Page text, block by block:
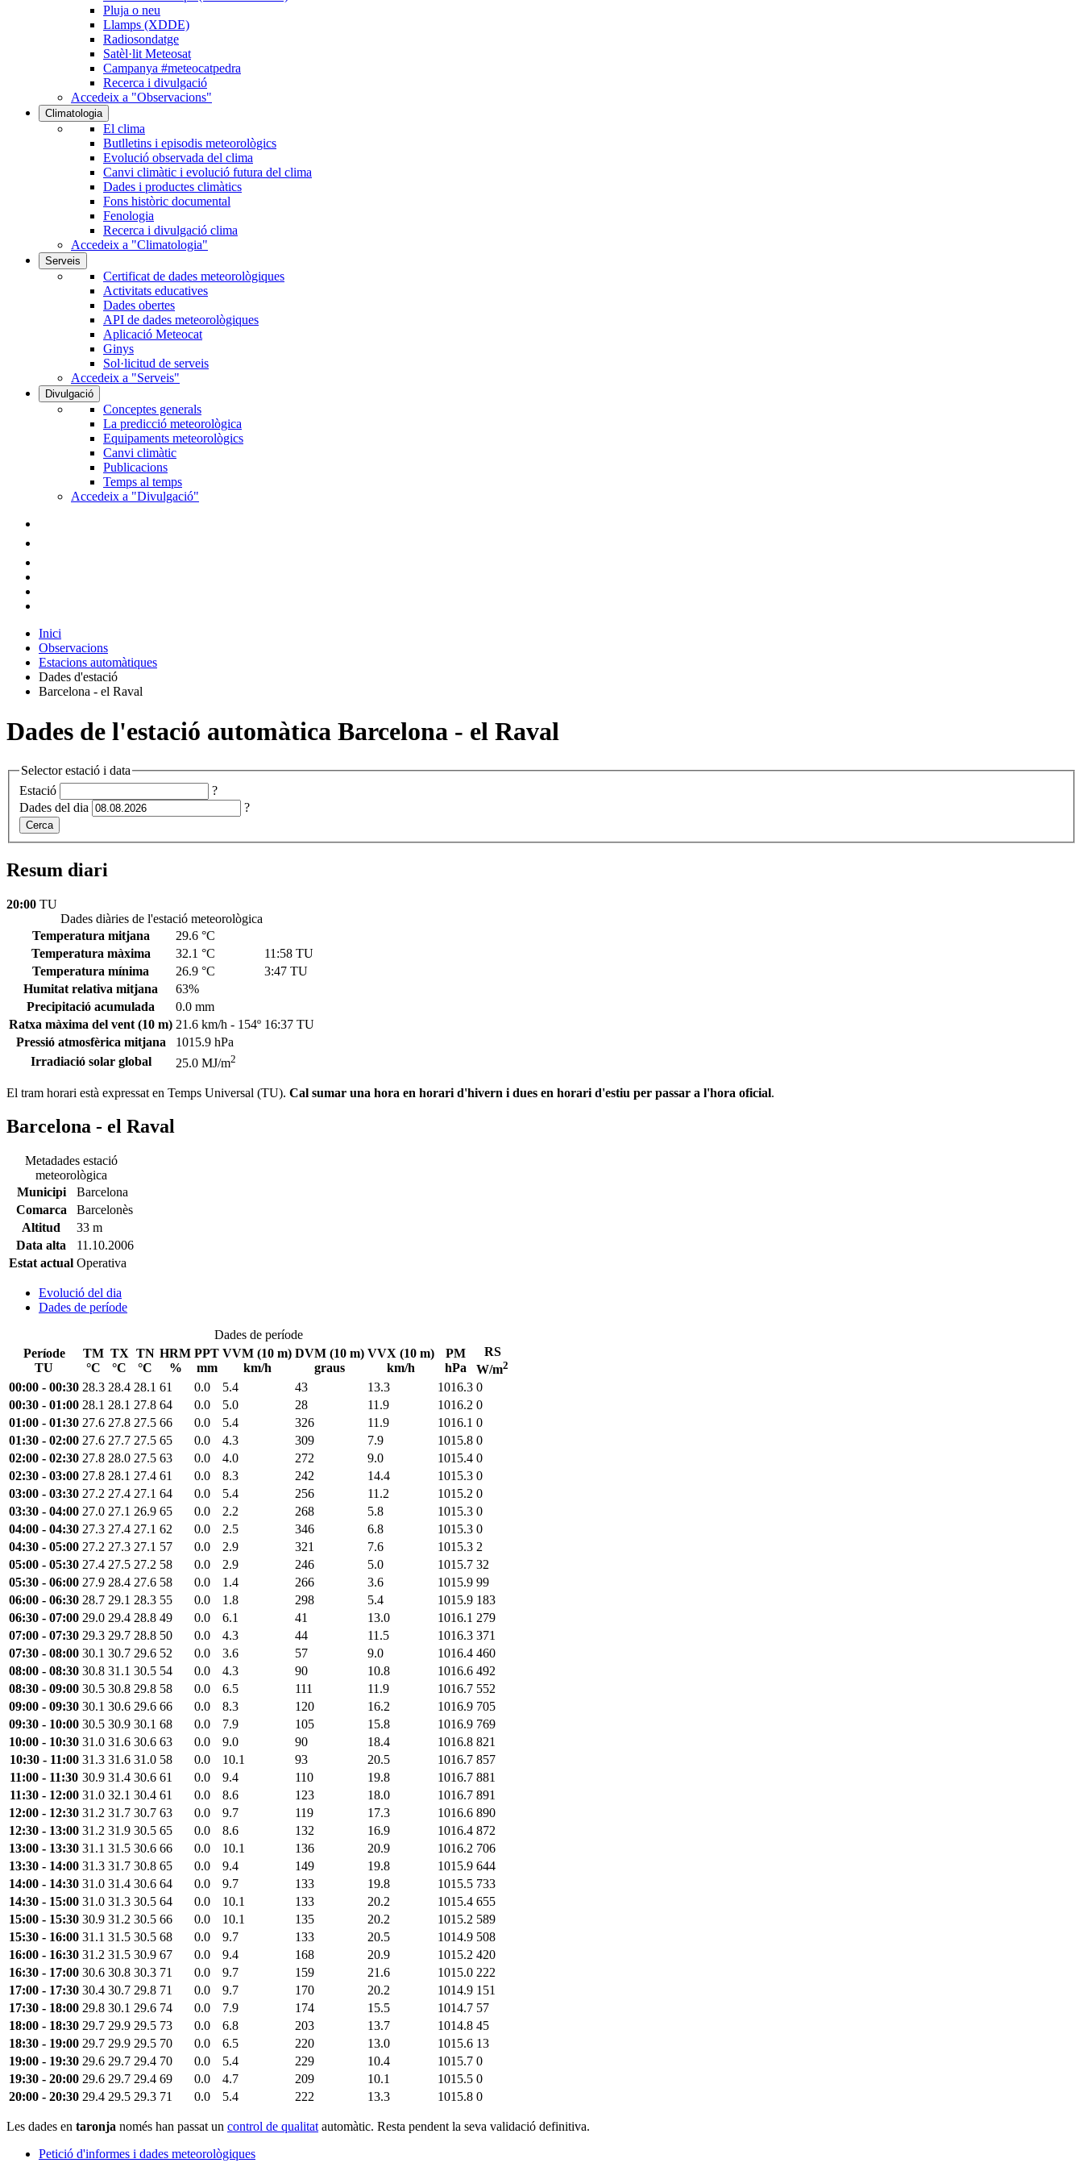
Pluja o neu
Llamps (XDDE)
Radiosondatge
Satèl·lit Meteosat
Campanya #meteocatpedra
Recerca i divulgació
Accedeix a "Observacions"
Climatologia
El clima
Butlletins i episodis meteorològics
Evolució observada del clima
Canvi climàtic i evolució futura del clima
Dades i productes climàtics
Fons històric documental
Fenologia
Recerca i divulgació clima
Accedeix a "Climatologia"
Serveis
Certificat de dades meteorològiques
Activitats educatives
Dades obertes
API de dades meteorològiques
Aplicació Meteocat
Ginys
Sol·licitud de serveis
Accedeix a "Serveis"
Divulgació
Conceptes generals
La predicció meteorològica
Equipaments meteorològics
Canvi climàtic
Publicacions
Temps al temps
Accedeix a "Divulgació"
Inici
Observacions
Estacions automàtiques
Dades d'estació
Barcelona - el Raval
Dades de l'estació automàtica Barcelona - el Raval
Selector estació i data
Estació
?
Dades del dia
?
Cerca
Resum diari
20:00 TU
Dades diàries de l'estació meteorològica
Temperatura mitjana
29.6 °C
Temperatura màxima
32.1 °C
11:58 TU
Temperatura mínima
26.9 °C
3:47 TU
Humitat relativa mitjana
63%
Precipitació acumulada
0.0 mm
Ratxa màxima del vent (10 m) 21.6 km/h - 154º 16:37 TU
Pressió atmosfèrica mitjana
1015.9 hPa
Irradiació solar global
25.0 MJ/m2
El tram horari està expressat en Temps Universal (TU). Cal sumar una hora en horari d'hivern i dues en horari d'estiu per passar a l'hora oficial.
Barcelona - el Raval
Metadades estació
meteorològica
Municipi
Barcelona
Comarca
Barcelonès
Altitud
33 m
Data alta
11.10.2006
Estat actual Operativa
Evolució del dia
Dades de període
Dades de període
Període
TU
TM
°C
TX
°C
TN
°C
HRM
%
PPT
mm
VVM (10 m)
km/h
DVM (10 m)
graus
VVX (10 m)
km/h
PM
hPa
RS
W/m2
00:00 - 00:30 28.3 28.4 28.1 61 0.0 5.4 43 13.3 1016.3 0
00:30 - 01:00 28.1 28.1 27.8 64 0.0 5.0 28 11.9 1016.2 0
01:00 - 01:30 27.6 27.8 27.5 66 0.0 5.4 326 11.9 1016.1 0
01:30 - 02:00 27.6 27.7 27.5 65 0.0 4.3 309 7.9 1015.8 0
02:00 - 02:30 27.8 28.0 27.5 63 0.0 4.0 272 9.0 1015.4 0
02:30 - 03:00 27.8 28.1 27.4 61 0.0 8.3 242 14.4 1015.3 0
03:00 - 03:30 27.2 27.4 27.1 64 0.0 5.4 256 11.2 1015.2 0
03:30 - 04:00 27.0 27.1 26.9 65 0.0 2.2 268 5.8 1015.3 0
04:00 - 04:30 27.3 27.4 27.1 62 0.0 2.5 346 6.8 1015.3 0
04:30 - 05:00 27.2 27.3 27.1 57 0.0 2.9 321 7.6 1015.3 2
05:00 - 05:30 27.4 27.5 27.2 58 0.0 2.9 246 5.0 1015.7 32
05:30 - 06:00 27.9 28.4 27.6 58 0.0 1.4 266 3.6 1015.9 99
06:00 - 06:30 28.7 29.1 28.3 55 0.0 1.8 298 5.4 1015.9 183
06:30 - 07:00 29.0 29.4 28.8 49 0.0 6.1 41 13.0 1016.1 279
07:00 - 07:30 29.3 29.7 28.8 50 0.0 4.3 44 11.5 1016.3 371
07:30 - 08:00 30.1 30.7 29.6 52 0.0 3.6 57 9.0 1016.4 460
08:00 - 08:30 30.8 31.1 30.5 54 0.0 4.3 90 10.8 1016.6 492
08:30 - 09:00 30.5 30.8 29.8 58 0.0 6.5 111 11.9 1016.7 552
09:00 - 09:30 30.1 30.6 29.6 66 0.0 8.3 120 16.2 1016.9 705
09:30 - 10:00 30.5 30.9 30.1 68 0.0 7.9 105 15.8 1016.9 769
10:00 - 10:30 31.0 31.6 30.6 63 0.0 9.0 90 18.4 1016.8 821
10:30 - 11:00 31.3 31.6 31.0 58 0.0 10.1 93 20.5 1016.7 857
11:00 - 11:30 30.9 31.4 30.6 61 0.0 9.4 110 19.8 1016.7 881
11:30 - 12:00 31.0 32.1 30.4 61 0.0 8.6 123 18.0 1016.7 891
12:00 - 12:30 31.2 31.7 30.7 63 0.0 9.7 119 17.3 1016.6 890
12:30 - 13:00 31.2 31.9 30.5 65 0.0 8.6 132 16.9 1016.4 872
13:00 - 13:30 31.1 31.5 30.6 66 0.0 10.1 136 20.9 1016.2 706
13:30 - 14:00 31.3 31.7 30.8 65 0.0 9.4 149 19.8 1015.9 644
14:00 - 14:30 31.0 31.4 30.6 64 0.0 9.7 133 19.8 1015.5 733
14:30 - 15:00 31.0 31.3 30.5 64 0.0 10.1 133 20.2 1015.4 655
15:00 - 15:30 30.9 31.2 30.5 66 0.0 10.1 135 20.2 1015.2 589
15:30 - 16:00 31.1 31.5 30.5 68 0.0 9.7 133 20.5 1014.9 508
16:00 - 16:30 31.2 31.5 30.9 67 0.0 9.4 168 20.9 1015.2 420
16:30 - 17:00 30.6 30.8 30.3 71 0.0 9.7 159 21.6 1015.0 222
17:00 - 17:30 30.4 30.7 29.8 71 0.0 9.7 170 20.2 1014.9 151
17:30 - 18:00 29.8 30.1 29.6 74 0.0 7.9 174 15.5 1014.7 57
18:00 - 18:30 29.7 29.9 29.5 73 0.0 6.8 203 13.7 1014.8 45
18:30 - 19:00 29.7 29.9 29.5 70 0.0 6.5 220 13.0 1015.6 13
19:00 - 19:30 29.6 29.7 29.4 70 0.0 5.4 229 10.4 1015.7 0
19:30 - 20:00 29.6 29.7 29.4 69 0.0 4.7 209 10.1 1015.5 0
20:00 - 20:30 29.4 29.5 29.3 71 0.0 5.4 222 13.3 1015.8 0
Les dades en taronja només han passat un control de qualitat automàtic. Resta pendent la seva validació definitiva.
Petició d'informes i dades meteorològiques